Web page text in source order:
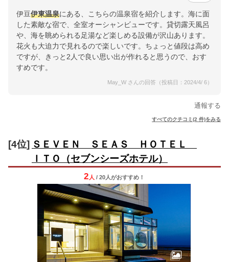
伊豆伊東温泉にある、こちらの温泉宿を紹介します。海に面
した素敵な宿で、全室オーシャンビューです。貸切露天風呂
や、海を眺められる足湯など楽しめる設備が沢山あります。
花火も大迫力で見れるので楽しいです。ちょっと値段は高め
ですが、きっと2人で良い思い出が作れると思うので、おす
すめです。
May_W さんの回答（投稿日：2024/4/ 6）
通報する
すべてのクチコミ(2 件)をみる
[4位] ＳＥＶＥＮ ＳＥＡＳ ＨＯＴＥＬ
ＩＴＯ（セブンシーズホテル）
2 人 / 20人がおすすめ！